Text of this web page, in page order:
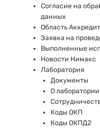
Согласие на
данных
Область
Заявка на
Выполненные
Новости Нимакс
Лаборатория
Документы
О лаборатории
Коды ОКП
Коды ОКПД2